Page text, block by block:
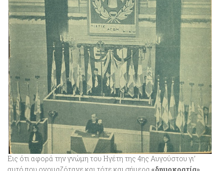
Εις ότι αφορά την γνώμη του Ηγέτη της 4ης Αυγούστου γι’